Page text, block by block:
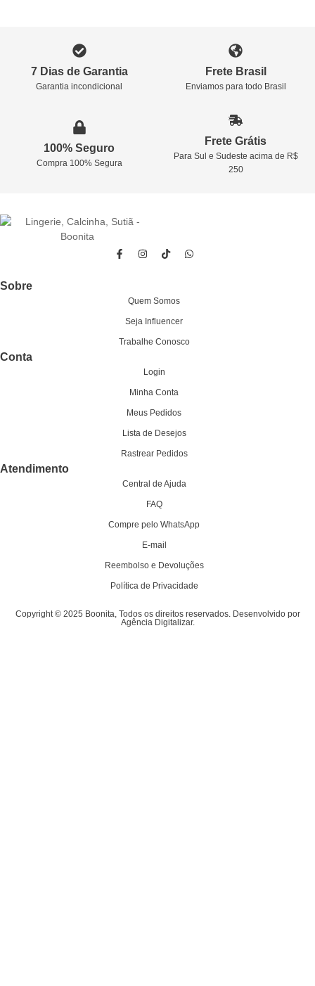
7 Dias de Garantia
Garantia incondicional
Frete Brasil
Enviamos para todo Brasil
100% Seguro
Compra 100% Segura
Frete Grátis
Para Sul e Sudeste acima de R$
250
Sobre
Quem Somos
Seja Influencer
Trabalhe Conosco
Conta
Login
Minha Conta
Meus Pedidos
Lista de Desejos
Rastrear Pedidos
Atendimento
Central de Ajuda
FAQ
Compre pelo WhatsApp
E-mail
Reembolso e Devoluções
Política de Privacidade
Copyright © 2025 Boonita, Todos os direitos reservados. Desenvolvido por
Agência Digitalizar.